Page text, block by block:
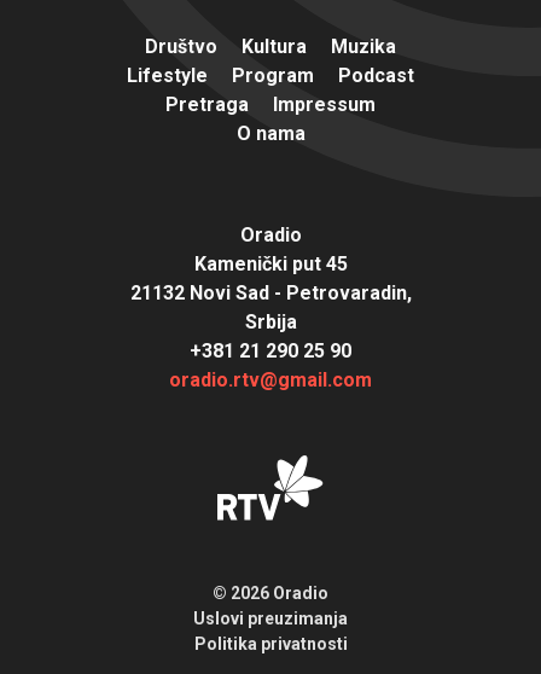
Društvo Kultura
Muzika
Lifestyle
Program
Podcast
Pretraga
Impressum
O nama
Oradio
Kamenički put 45
21132 Novi Sad - Petrovaradin,
Srbija
+381 21 290 25 90
oradio.rtv@gmail.com
© 2026 Oradio
Uslovi preuzimanja
Politika privatnosti